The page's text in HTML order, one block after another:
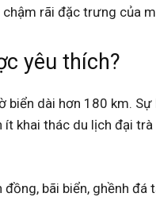
rãi đặc trưng của
yêu thích?
biển dài hơn 180 km. Sự
khai thác du lịch đại trà
đồng, bãi biển, ghềnh